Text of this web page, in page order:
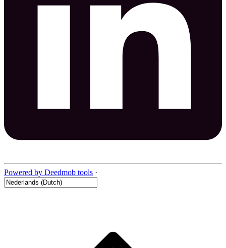
Powered by Deedmob tools ·